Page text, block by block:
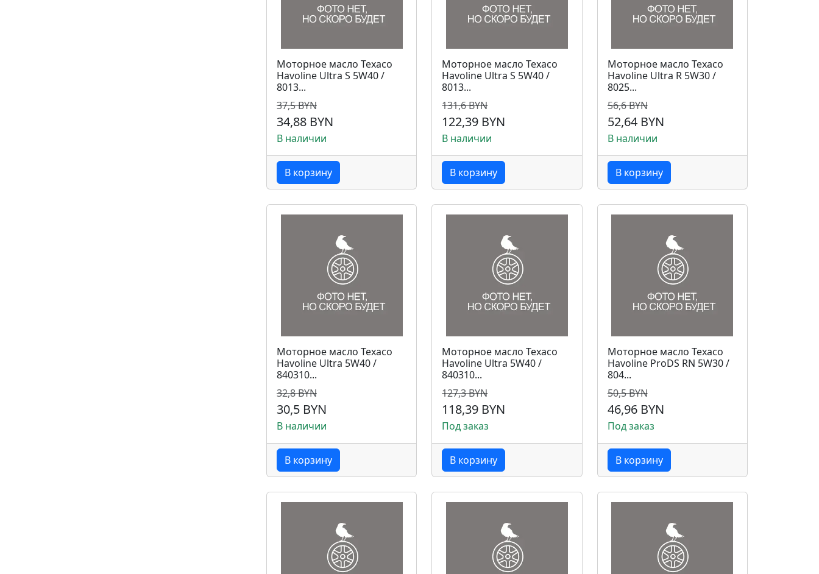
Моторное масло Texaco
Havoline Ultra S 5W40 /
8013...
37,5 BYN
34,88 BYN
В наличии
В корзину
Моторное масло Texaco
Havoline Ultra S 5W40 /
8013...
131,6 BYN
122,39 BYN
В наличии
В корзину
Моторное масло Texaco
Havoline Ultra R 5W30 /
8025...
56,6 BYN
52,64 BYN
В наличии
В корзину
Моторное масло Texaco
Havoline Ultra 5W40 /
840310...
32,8 BYN
30,5 BYN
В наличии
В корзину
Моторное масло Texaco
Havoline Ultra 5W40 /
840310...
127,3 BYN
118,39 BYN
Под заказ
В корзину
Моторное масло Texaco
Havoline ProDS RN 5W30 /
804...
50,5 BYN
46,96 BYN
Под заказ
В корзину